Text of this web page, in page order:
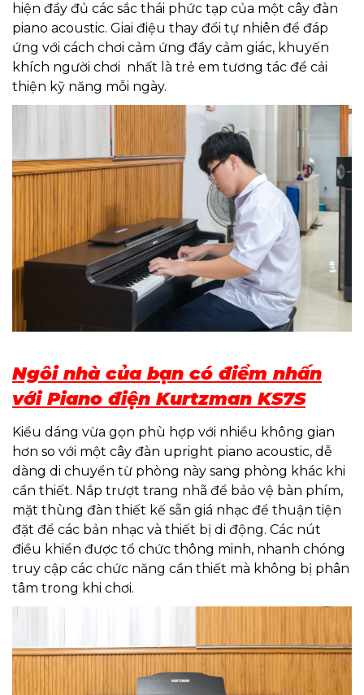
hiện đầy đủ các sắc thái phức tạp của một cây đàn
piano acoustic. Giai điệu thay đổi tự nhiên để đáp
ứng với cách chơi cảm ứng đầy cảm giác, khuyến
khích người chơi nhất là trẻ em tương tác để cải
thiện kỹ năng mỗi ngày.
Ngôi nhà của bạn có điểm nhấn
với Piano điện Kurtzman KS7S
Kiểu dáng vừa gọn phù hợp với nhiều không gian
hơn so với một cây đàn upright piano acoustic, dễ
dàng di chuyển từ phòng này sang phòng khác khi
cần thiết. Nắp trượt trang nhã để bảo vệ bàn phím,
mặt thùng đàn thiết kế sẵn giá nhạc để thuận tiện
đặt để các bản nhạc và thiết bị di động. Các nút
điều khiển được tổ chức thông minh, nhanh chóng
truy cập các chức năng cần thiết mà không bị phân
tâm trong khi chơi.